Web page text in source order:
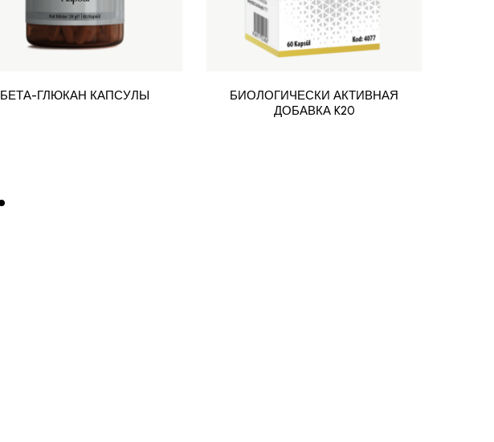
БЕТА-ГЛЮКАН КАПСУЛЫ
БИОЛОГИЧЕСКИ АКТИВНАЯ
ДОБАВКА K20